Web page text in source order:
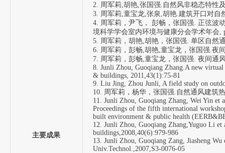
主要成果
2. 周军莉,胡艳,张国强.自然风非稳态特性
3. 周军莉,童宝龙,张泉,胡艳.建筑开口对自
4. 周军莉，尹飞， 彭畅，张国强. 正弦波
境科学学会室内环境与健康分会学术年会,
5. 周军莉，胡艳,胡艳，张国强. 单区自然
6. 周军莉，彭畅,胡艳,童宝龙，张国强.夜
7. 周军莉，彭畅,童宝龙，张国强. 夜间通
8. Junli Zhou, Guoqiang Zhang.A new
& buildings, 2011,43(1):75-81
9. Liu Jing, Zhou Junli, A field study on
10. 周军莉，杨华，张国强.自然通风建筑
11. Junli Zhou, Guoqiang Zhang, Wei Yin et
Proceedings of the fifth international
built environment & public health
12. Junli Zhou, Guoqiang Zhang,Yuguo Li
buildings,2008,40(6):979-986
13. Junli Zhou, Guoqiang Zang, Jiasheng
Univ.Technol.,2007,S3-0076-05